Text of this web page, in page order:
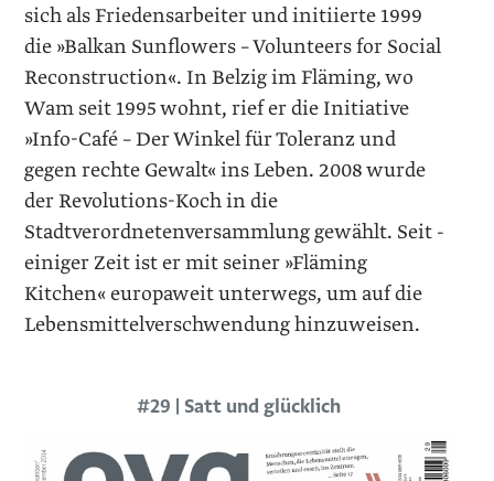
sich als Friedensarbeiter und initiierte 1999
die »Balkan Sunflowers – Volunteers for Social
­Reconstruction«. In Belzig im Fläming, wo
Wam seit 1995 wohnt, rief er die Initiative
»Info-Café – Der Winkel für Toleranz und
gegen rechte Gewalt« ins Leben. 2008 wurde
der Revolutions-Koch in die
Stadtverordnetenversammlung gewählt. Seit ­
einiger Zeit ist er mit seiner »Fläming
Kitchen« europaweit unterwegs, um auf die
Lebensmittel­verschwendung hinzuweisen.
#29 | Satt und glücklich